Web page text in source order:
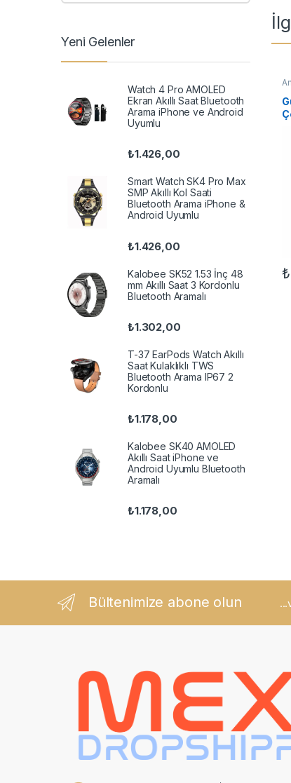
₺
Yeni Gelenler
Watch 4 Pro AMOLED
Ekran Akıllı Saat Bluetooth
Arama iPhone ve Android
Uyumlu
₺1.426,00
Smart Watch SK4 Pro Max
SMP Akıllı Kol Saati
Bluetooth Arama iPhone &
Android Uyumlu
₺1.426,00
Kalobee SK52 1.53 İnç 48
mm Akıllı Saat 3 Kordonlu
Bluetooth Aramalı
₺1.302,00
T-37 EarPods Watch Akıllı
Saat Kulaklıklı TWS
Bluetooth Arama IP67 2
Kordonlu
₺1.178,00
Kalobee SK40 AMOLED
Akıllı Saat iPhone ve
Android Uyumlu Bluetooth
Aramalı
₺1.178,00
Bültenimize abone olun